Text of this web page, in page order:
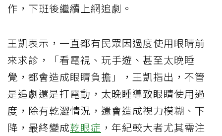
作，下班後繼續上網追劇。
王凱表示，一直都有民眾因過度使用眼睛前
來求診，「看電視、玩手遊、甚至太晚睡
覺，都會造成眼睛負擔」，王凱指出，不管
是追劇還是打電動，太晚睡導致眼睛使用過
度，除有乾澀情況，還會造成視力模糊、下
降，最終變成乾眼症 ，年紀較大者尤其需注